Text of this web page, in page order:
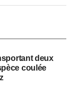
deux
coulée